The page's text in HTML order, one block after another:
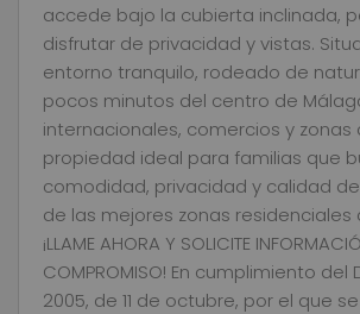
accede bajo la cubierta inclinada,
disfrutar de privacidad y vistas.
entorno tranquilo, rodeado de
pocos minutos del centro de
internacionales, comercios y zonas
propiedad ideal para familias que
comodidad, privacidad y calidad
de las mejores zonas residenciales
¡LLAME AHORA Y SOLICITE
COMPROMISO! En cumplimiento del
2005, de 11 de octubre, por el que